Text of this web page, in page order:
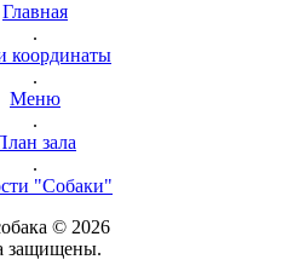
Главная
.
координаты
.
Меню
.
зала
.
"Собаки"
© 2026
защищены.